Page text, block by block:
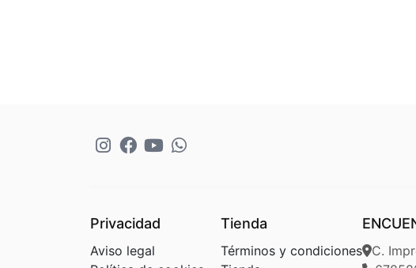
Privacidad
Aviso legal
Tienda
Términos y condiciones
C.